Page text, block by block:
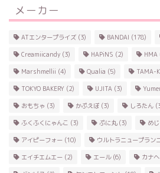
メーカー
ATエンタープライズ (3) BANDAI (178)
Creamiicandy (3) HAPiNS (2) HMA
Marshmellii (4) Qualia (5) TAMA-
TOKYO BAKERY (2) UJITA (3)
おもちゃ (3) かぷえぼ (3) しろたん
ふくふくにゃんこ (3) ぷに丸(3) め
アイピーフォー (10) ウルトラニュープラン
エイチエムエー (2) エール(6) カナ